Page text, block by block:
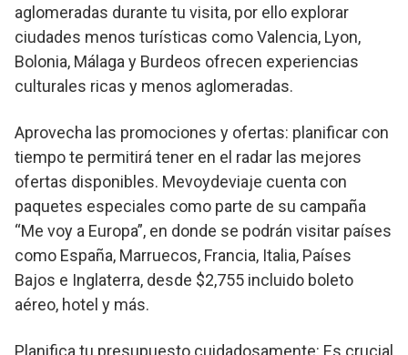
aglomeradas durante tu visita, por ello explorar
ciudades menos turísticas como Valencia, Lyon,
Bolonia, Málaga y Burdeos ofrecen experiencias
culturales ricas y menos aglomeradas.
Aprovecha las promociones y ofertas: planificar con
tiempo te permitirá tener en el radar las mejores
ofertas disponibles. Mevoydeviaje cuenta con
paquetes especiales como parte de su campaña
“Me voy a Europa”, en donde se podrán visitar países
como España, Marruecos, Francia, Italia, Países
Bajos e Inglaterra, desde $2,755 incluido boleto
aéreo, hotel y más.
Planifica tu presupuesto cuidadosamente: Es crucial